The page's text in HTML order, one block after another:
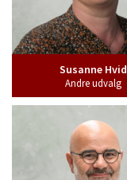
Susanne Hvid
Andre udvalg